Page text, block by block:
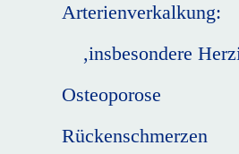
Arterienverkalkung:
,insbesondere
Osteoporose
Rückenschmerzen